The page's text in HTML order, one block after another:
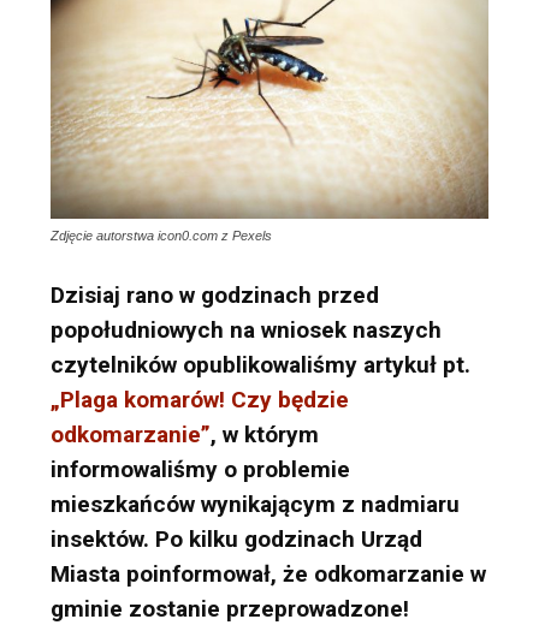
Zdjęcie autorstwa icon0.com z Pexels
Dzisiaj rano w godzinach przed
popołudniowych na wniosek naszych
czytelników opublikowaliśmy artykuł pt.
„Plaga komarów! Czy będzie
odkomarzanie”, w którym
informowaliśmy o problemie
mieszkańców wynikającym z nadmiaru
insektów. Po kilku godzinach Urząd
Miasta poinformował, że odkomarzanie w
gminie zostanie przeprowadzone!